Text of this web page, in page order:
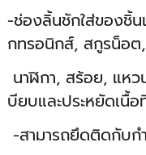
-ช่องลิ้นชักใส่ของชิ้น
กทรอนิกส์, สกูรน็อต,
นาฬิกา, สร้อย, แหว
บียบและประหยัดเนื้อ
-สามารถยึดติดกับก